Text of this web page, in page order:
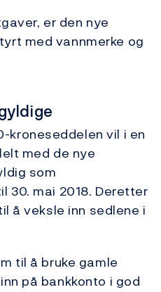
er den nye
med vannmerke og
kroneseddelen vil i en
med de nye
som
30. mai 2018. Deretter
å veksle inn sedlene i
til å bruke gamle
på bankkonto i god